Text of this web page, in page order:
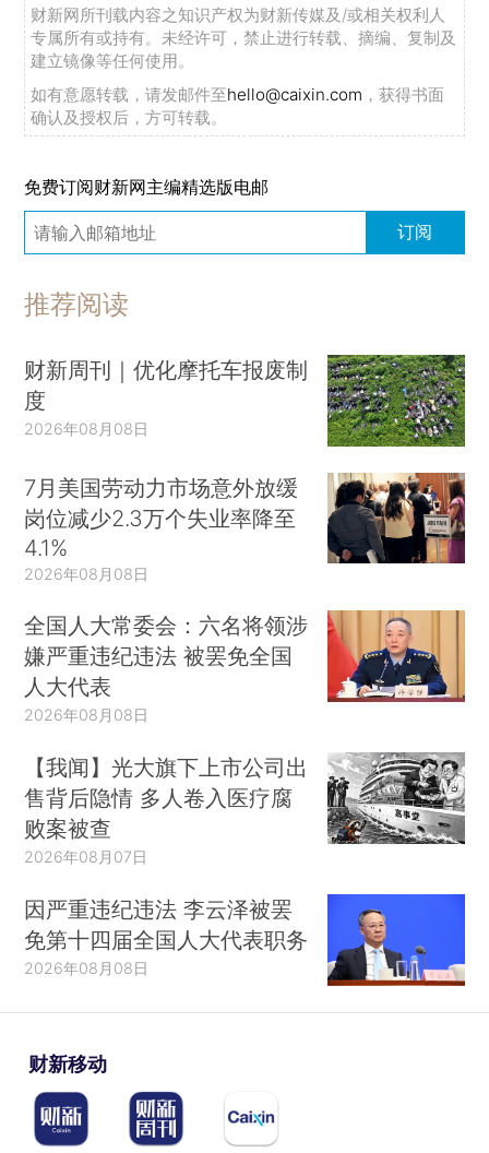
财新网所刊载内容之知识产权为财新传媒及/或相关权利人
专属所有或持有。未经许可，禁止进行转载、摘编、复制及
建立镜像等任何使用。
如有意愿转载，请发邮件至hello@caixin.com ，获得书面
确认及授权后，方可转载。
免费订阅财新网主编精选版电邮
订阅
推荐阅读
财新周刊｜优化摩托车报废制
度
2026年08月08日
7月美国劳动力市场意外放缓
岗位减少2.3万个失业率降至
4.1%
2026年08月08日
全国人大常委会：六名将领涉
嫌严重违纪违法 被罢免全国
人大代表
2026年08月08日
【我闻】光大旗下上市公司出
售背后隐情 多人卷入医疗腐
败案被查
2026年08月07日
因严重违纪违法 李云泽被罢
免第十四届全国人大代表职务
2026年08月08日
财新移动